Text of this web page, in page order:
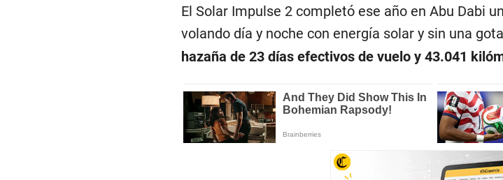
El Solar Impulse 2 completó ese año en Abu Dabi
volando día y noche con energía solar y sin una
hazaña de 23 días efectivos de vuelo y 43.041